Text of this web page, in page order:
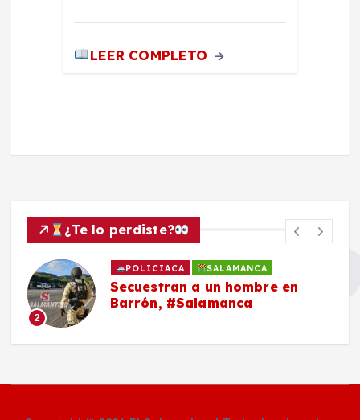
LEER COMPLETO
¿Te lo perdiste?
2
POLICIACA SALAMANCA
Secuestran a un hombre en
Barrón, #Salamanca